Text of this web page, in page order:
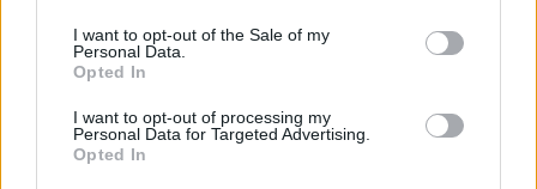
I want to opt-out of the Sale of my
Personal Data.
Opted In
I want to opt-out of processing my
Personal Data for Targeted Advertising.
Opted In